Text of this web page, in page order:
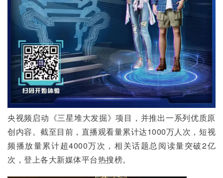
央视频启动《三星堆大发掘》项目，并推出一系列优质原
创内容。截至目前，直播观看量累计达1000万人次，短视
频播放量累计超4000万次，相关话题总阅读量突破2亿
次，登上各大新媒体平台热搜榜。